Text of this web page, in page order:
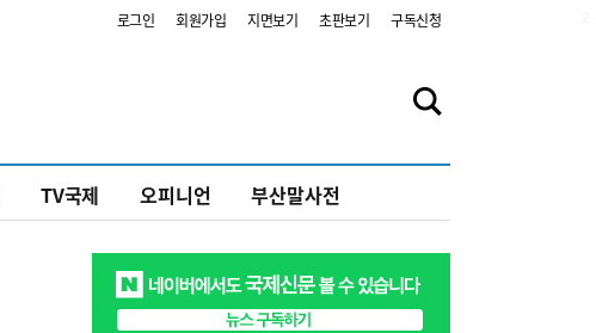
로그인 회원가입 지면보기 초판보기 구독신청
TV국제 오피니언 부산말사전